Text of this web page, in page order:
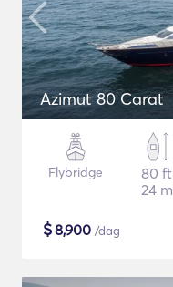
Azimut 80 Carat
Flybridge
80 ft
24 m
$8,900 /dag